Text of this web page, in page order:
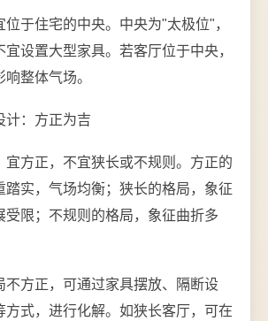
位于住宅的中央。中央为"太极位"，
设置大型家具。若客厅位于中央，
整体气场。
计：方正为吉
宜方正，不宜狭长或不规则。方正的
踏实，气场均衡；狭长的格局，象征
受限；不规则的格局，象征曲折多
不方正，可通过家具摆放、隔断设
方式，进行化解。如狭长客厅，可在